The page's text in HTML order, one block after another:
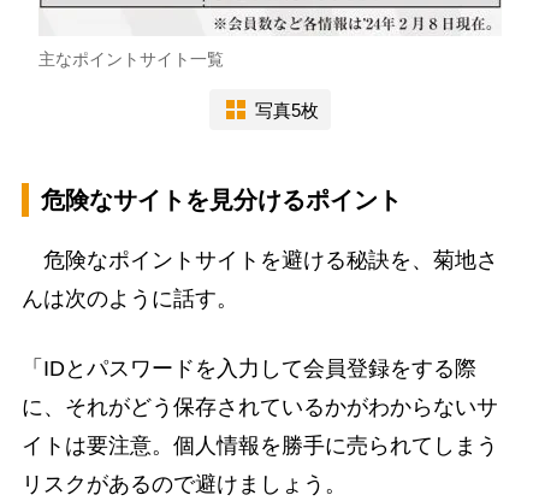
主なポイントサイト一覧
写真5枚
危険なサイトを見分けるポイント
危険なポイントサイトを避ける秘訣を、菊地さ
んは次のように話す。
「IDとパスワードを入力して会員登録をする際
に、それがどう保存されているかがわからないサ
イトは要注意。個人情報を勝手に売られてしまう
リスクがあるので避けましょう。